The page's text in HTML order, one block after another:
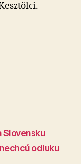
Slovensku
odluku